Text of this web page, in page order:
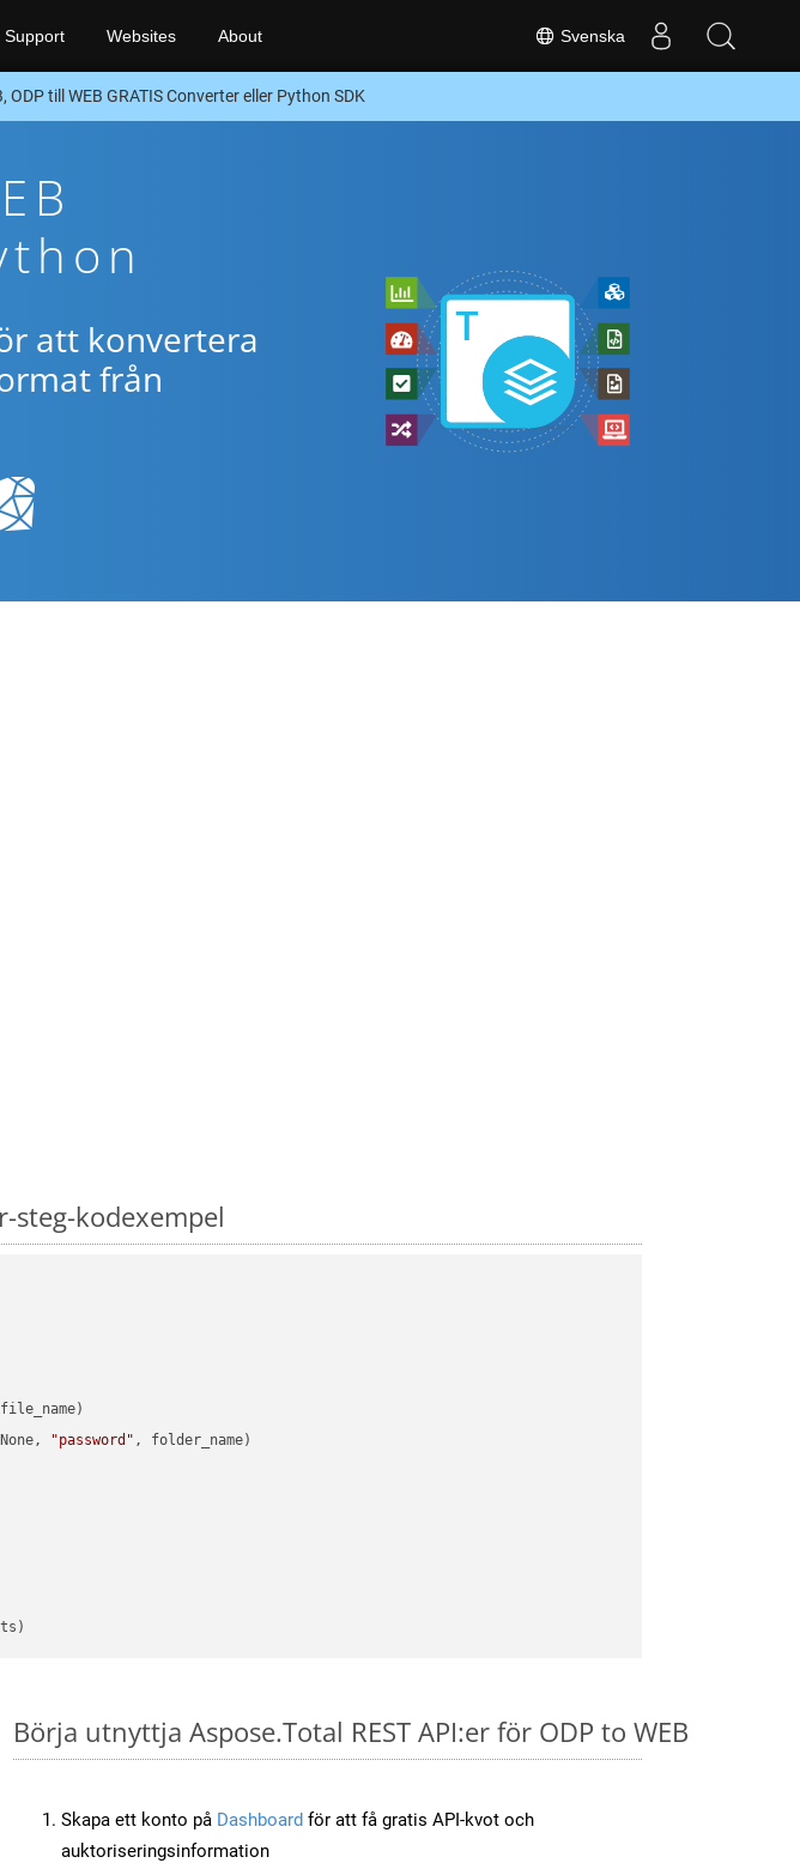
Svenska
Support Websites About
till WEB GRATIS Converter eller Python SDK
att konvertera
från
steg-kodexempel
"password" , folder_name)
Börja utnyttja Aspose.Total REST API:er för ODP to WEB
Skapa ett konto på Dashboard för att få gratis API-kvot och
auktoriseringsinformation